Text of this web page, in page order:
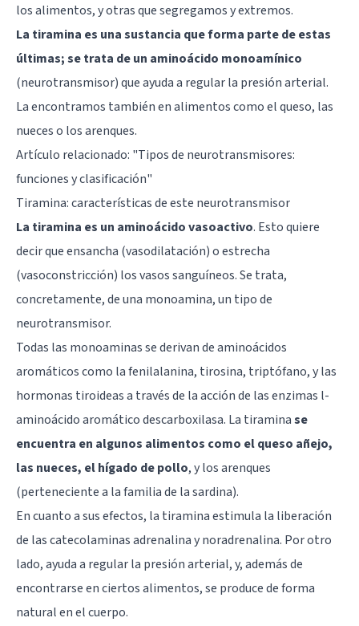
los alimentos, y otras que segregamos y extremos.
La tiramina es una sustancia que forma parte de estas
últimas; se trata de un aminoácido monoamínico
(neurotransmisor) que ayuda a regular la presión arterial.
La encontramos también en alimentos como el queso, las
nueces o los arenques.
Artículo relacionado: "Tipos de neurotransmisores:
funciones y clasificación"
Tiramina: características de este neurotransmisor
La tiramina es un aminoácido vasoactivo. Esto quiere
decir que ensancha (vasodilatación) o estrecha
(vasoconstricción) los vasos sanguíneos. Se trata,
concretamente, de una monoamina, un tipo de
neurotransmisor.
Todas las monoaminas se derivan de aminoácidos
aromáticos como la fenilalanina, tirosina, triptófano, y las
hormonas tiroideas a través de la acción de las enzimas l-
aminoácido aromático descarboxilasa. La tiraminase
encuentra en algunos alimentos como el queso añejo,
las nueces, el hígado de pollo, y los arenques
(perteneciente a la familia de la sardina).
En cuanto a sus efectos, la tiramina estimula la liberación
de las catecolaminas adrenalina y noradrenalina. Por otro
lado, ayuda a regular la presión arterial, y, además de
encontrarse en ciertos alimentos, se produce de forma
natural en el cuerpo.